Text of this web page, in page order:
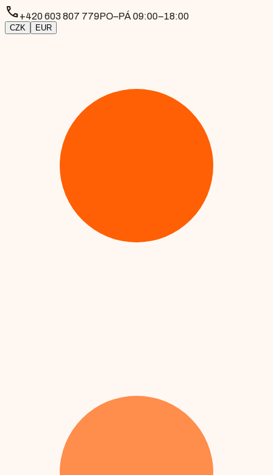
phone+420 603 807 779PO–PÁ 09:00–18:00
CZK EUR